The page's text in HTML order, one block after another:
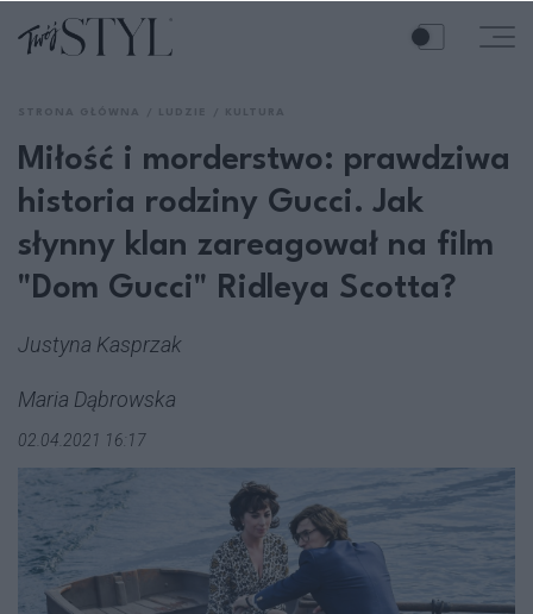
Miłość i morderstwo: prawdziwa
historia rodziny Gucci. Jak
słynny klan zareagował na film
"Dom Gucci" Ridleya Scotta?
Justyna Kasprzak
Maria Dąbrowska
02.04.2021 16:17